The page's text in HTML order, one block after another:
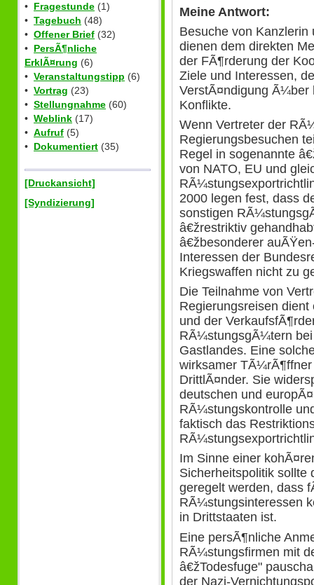
• Fragestunde (1)
• Tagebuch (48)
• Offener Brief (32)
• PersÃ¶nliche
ErklÃ¤rung (6)
• Veranstaltungstipp (6)
• Vortrag (23)
• Stellungnahme (60)
• Weblink (17)
• Aufruf (5)
• Dokumentiert (35)
[Druckansicht]
[Syndizierung]
Meine Antwort:
Besuche von Kanzlerin
dienen dem direkten
der FÃ¶rderung der
Ziele und Interessen,
VerstÃ¤ndigung Ã¼ber
Konflikte.
Wenn Vertreter der
Regierungsbesuchen
Regel in sogenannte
von NATO, EU und
2000 legen fest, dass
sonstigen
â€žrestriktiv
â€žbesonderer
Interessen der
Kriegswaffen nicht zu
Die Teilnahme von
Regierungsreisen
und der
RÃ¼stungsgÃ¼tern
Gastlandes. Eine
wirksamer
DrittlÃ¤nder. Sie
deutschen und
RÃ¼stungskontrolle
faktisch das
Im Sinne einer
Sicherheitspolitik sollte
geregelt werden, dass
RÃ¼stungsinteressen
in Drittstaaten ist.
Eine persÃ¶nliche
RÃ¼stungsfirmen mit
â€žTodesfuge"
der Nazi-